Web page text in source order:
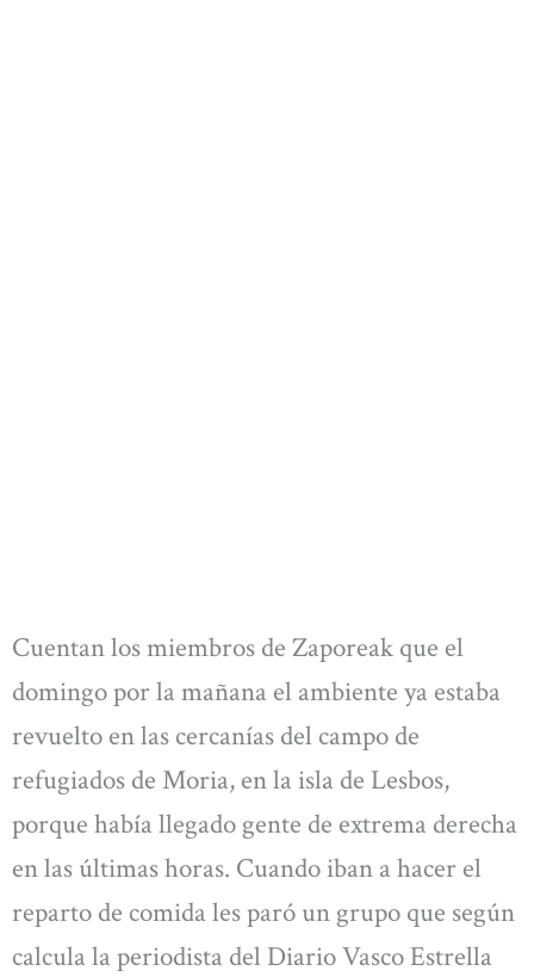
Cuentan los miembros de Zaporeak que el
domingo por la mañana el ambiente ya estaba
revuelto en las cercanías del campo de
refugiados de Moria, en la isla de Lesbos,
porque había llegado gente de extrema derecha
en las últimas horas. Cuando iban a hacer el
reparto de comida les paró un grupo que según
calcula la periodista del Diario Vasco Estrella